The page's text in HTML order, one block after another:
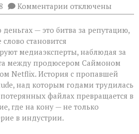
Комментарии к
записи
слово
больнее
иска:
новый
виток
спора
Netflix
и
продюсера»
отключены
— это битва за репутацию,
становится
медиаэксперты, наблюдая за
между продюсером Саймоном
Netflix. История с пропавшей
над которым годами трудилась
файлах превращается в
где на кону — не только
в индустрии.